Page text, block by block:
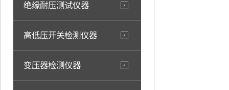
绝缘耐压测试仪器
高低压开关检测仪器
变压器检测仪器